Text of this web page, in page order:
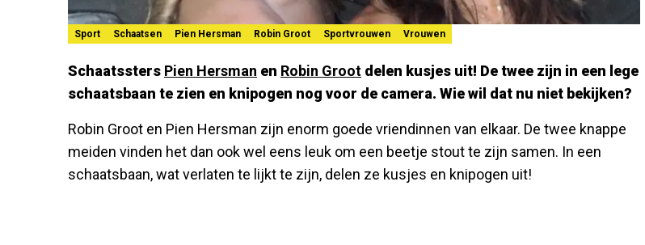
Sport Schaatsen Pien Hersman Robin Groot Sportvrouwen Vrouwen
Schaatssters Pien Hersman en Robin Groot delen kusjes uit! De twee zijn in een lege
schaatsbaan te zien en knipogen nog voor de camera. Wie wil dat nu niet bekijken?
Robin Groot en Pien Hersman zijn enorm goede vriendinnen van elkaar. De twee knappe
meiden vinden het dan ook wel eens leuk om een beetje stout te zijn samen. In een
schaatsbaan, wat verlaten te lijkt te zijn, delen ze kusjes en knipogen uit!